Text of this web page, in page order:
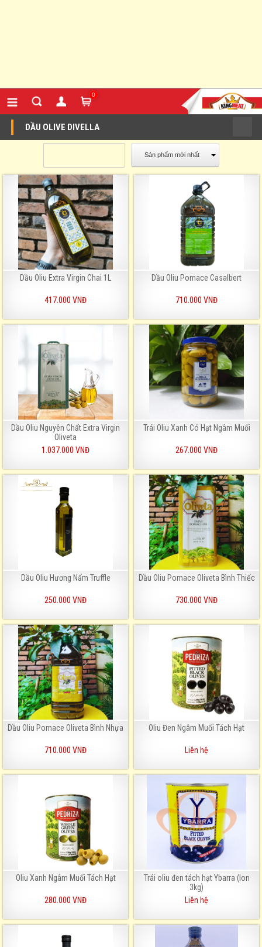
0
DẦU OLIVE DIVELLA
Sản phẩm mới nhất
Dầu Oliu Extra Virgin Chai 1L
417.000 VNĐ
Dầu Oliu Pomace Casalbert
710.000 VNĐ
Dầu Oliu Nguyên Chất Extra Virgin
Oliveta
1.037.000 VNĐ
Trái Oliu Xanh Có Hạt Ngâm Muối
267.000 VNĐ
Dầu Oliu Hương Nấm Truffle
250.000 VNĐ
Dầu Oliu Pomace Oliveta Bình Thiếc
730.000 VNĐ
Dầu Oliu Pomace Oliveta Bình Nhựa
710.000 VNĐ
Oliu Đen Ngâm Muối Tách Hạt
Liên hệ
Oliu Xanh Ngâm Muối Tách Hạt
280.000 VNĐ
Trái oliu đen tách hạt Ybarra (lon
3kg)
Liên hệ